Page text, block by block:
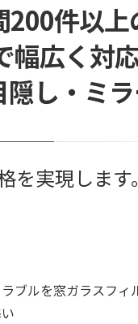
件以
幅広く対
し・ミ
を実現します
ブルを窓ガラスフ